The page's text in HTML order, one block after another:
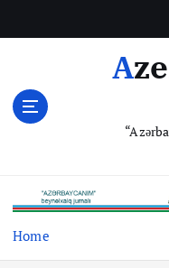
t
Azerbaijani
Home